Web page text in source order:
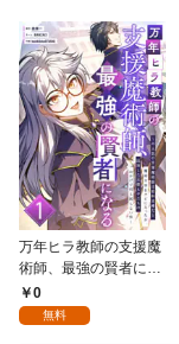
万年ヒラ教師の支援魔
術師、最強の賢者にな
る～不人気の支援魔術
師は給料泥棒だと魔術
0
無料